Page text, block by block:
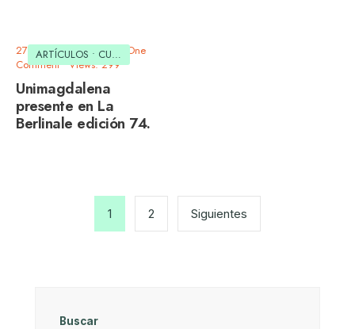
ARTÍCULOS • CULTURAL
27 de marzo de 2024
• One
Comment •Views: 299
Unimagdalena
presente en La
Berlinale edición 74.
Paginación
1 2 Siguientes
Buscar